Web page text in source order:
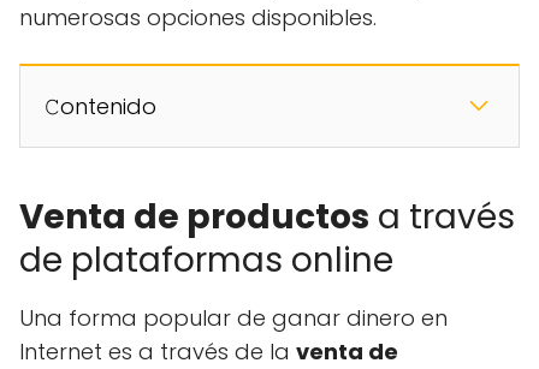
numerosas opciones disponibles.
𝙲ontenido
Venta de productos a través
de plataformas online
Una forma popular de ganar dinero en
Internet es a través de la venta de